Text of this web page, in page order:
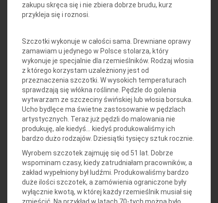
zakupu skręca się i nie zbiera dobrze brudu, kurz
przykleja się i roznosi.
Szczotki wykonuje w całości sama. Drewniane oprawy
zamawiam u jedynego w Polsce stolarza, który
wykonuje je specjalnie dla rzemieślników. Rodzaj włosia
z którego korzystam uzależniony jest od
przeznaczenia szczotki. W wysokich temperaturach
sprawdzają się włókna roślinne. Pędzle do golenia
wytwarzam ze szczeciny świńskiej lub włosia borsuka.
Ucho bydlęce ma świetne zastosowanie w pędzlach
artystycznych. Teraz już pędzli do malowania nie
produkuję, ale kiedyś… kiedyś produkowaliśmy ich
bardzo dużo rodzajów. Dziesiątki tysięcy sztuk rocznie.
Wyrobem szczotek zajmuję się od 51 lat. Dobrze
wspominam czasy, kiedy zatrudniałam pracowników, a
zakład wypełniony był ludźmi. Produkowaliśmy bardzo
duże ilości szczotek, a zamówienia ograniczone były
wyłącznie kwotą, w której każdy rzemieślnik musiał się